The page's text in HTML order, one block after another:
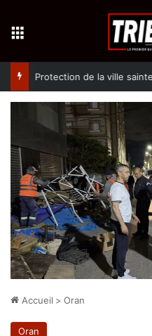
Accueil > Oran
Oran